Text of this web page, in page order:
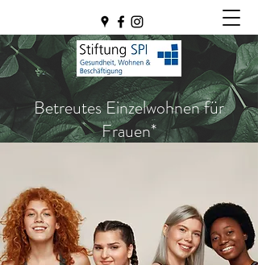
Betreutes Einzelwohnen für
Frauen*